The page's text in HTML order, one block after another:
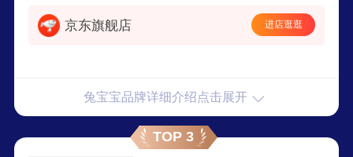
京东旗舰店 进店逛逛
兔宝宝品牌详细介绍点击展开
TOP 3